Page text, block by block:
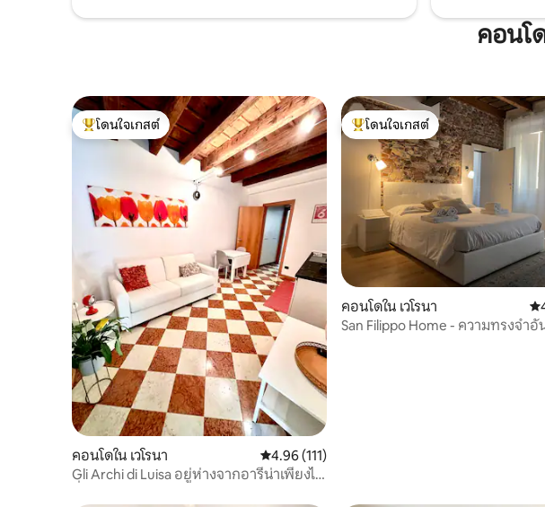
คอนโ
โดนใจเกสต์ที่สุด
โดนใจเกสต์
คอนโดใน เวโรนา คะแนนเฉลี่ย 4.96 จาก 5, 111 รีวิว
4.96 (111)
Gli Archi di Luisa อยู่ห่างจากอารีน่าเพียงไม่
โดนใจเกสต์ที่สุด
โดนใจเกสต์
คอนโดใน เวโรนา ค
San Filippo Home - ความทรงจำ